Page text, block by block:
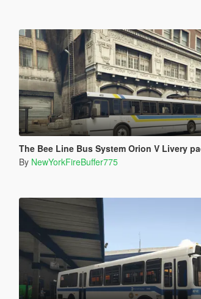
The Bee Line Bus System Orion V Livery
By NewYorkFireBuffer775